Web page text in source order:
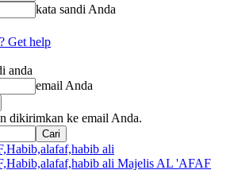
kata sandi Anda
Get help
anda
email Anda
dikirimkan ke email Anda.
Majelis AL 'AFAF